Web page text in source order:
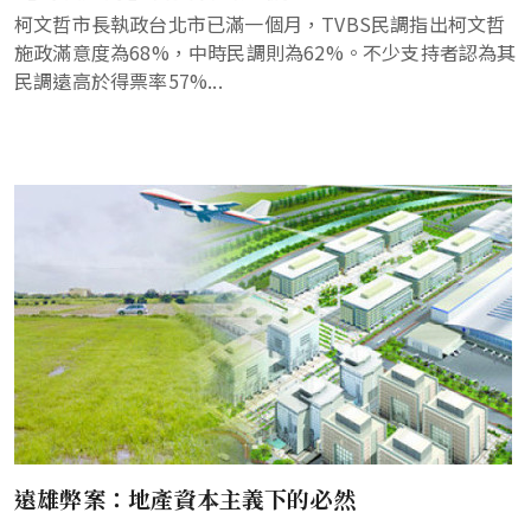
柯文哲市長執政台北市已滿一個月，TVBS民調指出柯文哲
施政滿意度為68%，中時民調則為62%。不少支持者認為其
民調遠高於得票率57%...
遠雄弊案：地產資本主義下的必然